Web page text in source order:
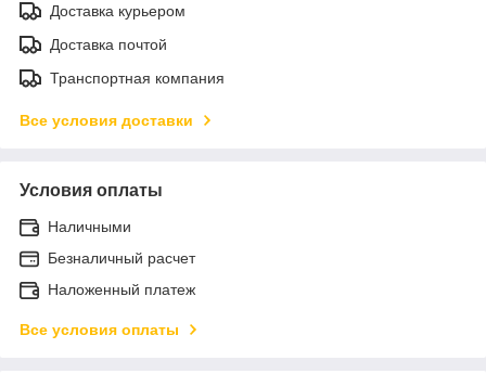
Доставка курьером
Доставка почтой
Транспортная компания
Все условия доставки
Условия оплаты
Наличными
Безналичный расчет
Наложенный платеж
Все условия оплаты